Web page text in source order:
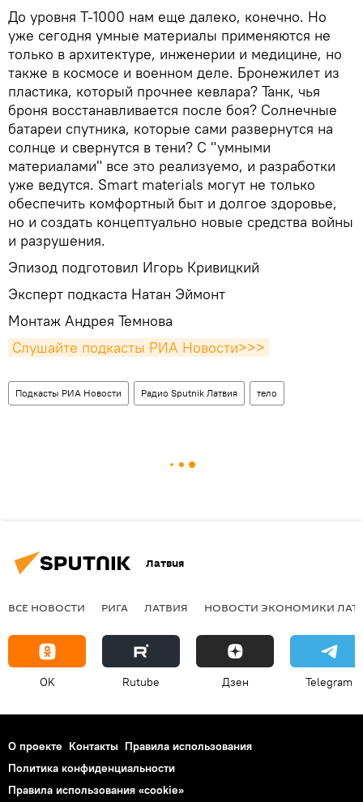
До уровня Т-1000 нам еще далеко, конечно. Но
уже сегодня умные материалы применяются не
только в архитектуре, инженерии и медицине, но
также в космосе и военном деле. Бронежилет из
пластика, который прочнее кевлара? Танк, чья
броня восстанавливается после боя? Солнечные
батареи спутника, которые сами развернутся на
солнце и свернутся в тени? С "умными
материалами" все это реализуемо, и разработки
уже ведутся. Smart materials могут не только
обеспечить комфортный быт и долгое здоровье,
но и создать концептуально новые средства войны
и разрушения.
Эпизод подготовил Игорь Кривицкий
Эксперт подкаста Натан Эймонт
Монтаж Андрея Темнова
Слушайте подкасты РИА Новости>>>
Подкасты РИА Новости Радио Sputnik Латвия тело
Латвия
ВСЕ НОВОСТИ РИГА ЛАТВИЯ НОВОСТИ ЭКОНОМИКИ
OK Rutube Дзен Telegram
О проекте Контакты Правила использования
Политика конфиденциальности
Правила использования «cookie»